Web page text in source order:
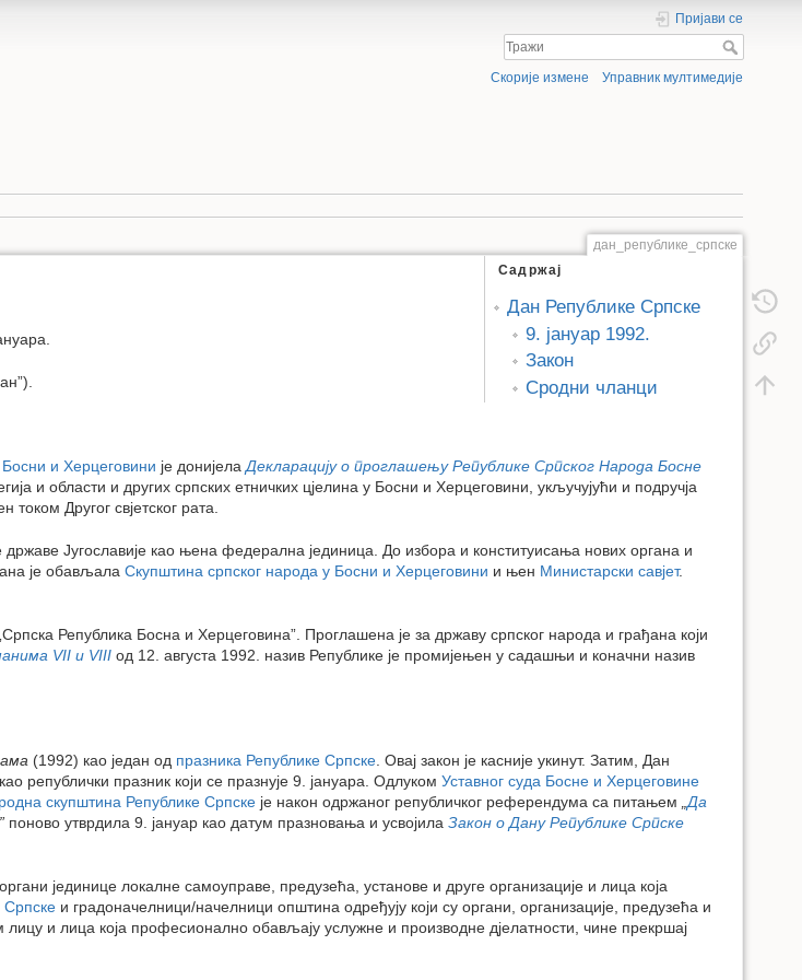
Пријави се
Скорије измене Управник мултимедије
дан_републике_српске
Садржај
Дан Републике Српске
9. јануар 1992.
Закон
Сродни чланци
и Херцеговини је донијелаДекларацију о проглашењу Републике Српског Народа Босне
и области и других српских етничких цјелина у Босни и Херцеговини, укључујући и подручја
Другог свјетског рата.
Југославије као њена федерална јединица. До избора и конституисања нових органа и
је обављала Скупштина српског народа у Босни и Херцеговини и њен Министарски савјет.
Република Босна и Херцеговина”. Проглашена је за државу српског народа и грађана који
VII и VIII од 12. августа 1992. назив Републике је промијењен у садашњи и коначни назив
(1992) као један од празника Републике Српске . Овај закон је касније укинут. Затим, Дан
републички празник који се празнује 9. јануара. Одлуком Уставног суда Босне и Херцеговине
скупштина Републике Српске је након одржаног републичког референдума са питањем
Да
” поново утврдила 9. јануар као датум празновања и усвојила Закон о Дану Републике Српске
јединице локалне самоуправе, предузећа, установе и друге организације и лица која
Српске и градоначелници/начелници општина одређују који су органи, организације, предузећа и
и лица која професионално обављају услужне и производне дјелатности, чине прекршај